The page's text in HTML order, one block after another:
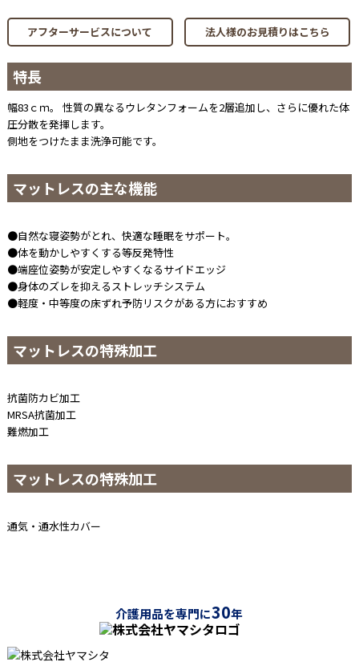
アフターサービスについて 法人様のお見積りはこちら
特長
幅83ｃｍ。 性質の異なるウレタンフォームを2層追加し、さらに優れた体
圧分散を発揮します。
側地をつけたまま洗浄可能です。
マットレスの主な機能
●自然な寝姿勢がとれ、快適な睡眠をサポート。
●体を動かしやすくする等反発特性
●端座位姿勢が安定しやすくなるサイドエッジ
●身体のズレを抑えるストレッチシステム
●軽度・中等度の床ずれ予防リスクがある方におすすめ
マットレスの特殊加工
抗菌防カビ加工
MRSA抗菌加工
難燃加工
マットレスの特殊加工
通気・通水性カバー
介護用品を専門に30年